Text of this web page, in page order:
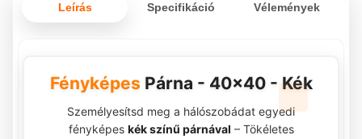
Leírás Specifikáció Vélemények
Fényképes Párna - 40x40 - Kék
Személyesítsd meg a hálószobádat egyedi
fényképes kék színű párnával – Tökéletes